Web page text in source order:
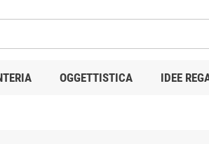
OGGETTISTICA IDEE